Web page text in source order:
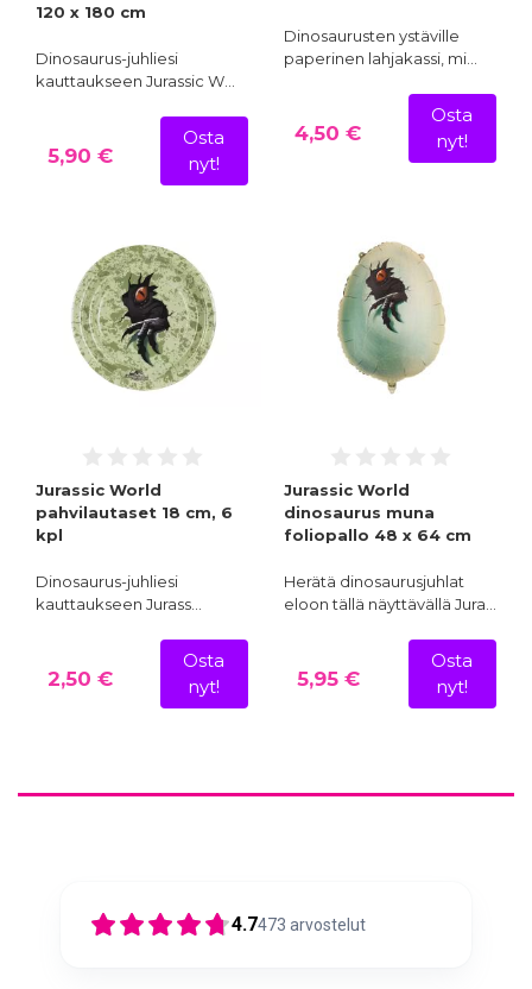
120 x 180 cm
Dinosaurus-juhliesi
kauttaukseen Jurassic W…
5,90 €
Osta
nyt!
Dinosaurusten ystäville
paperinen lahjakassi, mi…
4,50 €
Osta
nyt!
Jurassic World
pahvilautaset 18 cm, 6
kpl
Dinosaurus-juhliesi
kauttaukseen Jurass…
2,50 €
Osta
nyt!
Jurassic World
dinosaurus muna
foliopallo 48 x 64 cm
Herätä dinosaurusjuhlat
eloon tällä näyttävällä Jura…
5,95 €
Osta
nyt!
4.7473 arvostelut